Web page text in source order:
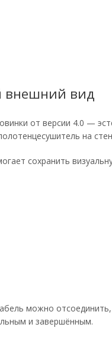
внешний вид
от версии 4.0 —
на
сохранить
можно
и завершённым.